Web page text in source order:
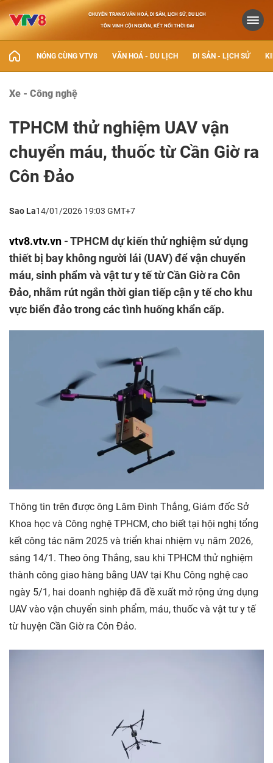
CHUYÊN TRANG VĂN HOÁ, DI SẢN, LỊCH SỬ, DU LỊCH
TÔN VINH CỘI NGUỒN, KẾT NỐI THỜI ĐẠI
NÓNG CÙNG VTV8 VĂN HOÁ - DU LỊCH DI SẢN - LỊCH SỬ
Xe - Công nghệ
TPHCM thử nghiệm UAV vận
chuyển máu, thuốc từ Cần Giờ ra
Côn Đảo
Sao La14/01/2026 19:03 GMT+7
vtv8.vtv.vn - TPHCM dự kiến thử nghiệm sử dụng
thiết bị bay không người lái (UAV) để vận chuyển
máu, sinh phẩm và vật tư y tế từ Cần Giờ ra Côn
Đảo, nhằm rút ngắn thời gian tiếp cận y tế cho khu
vực biển đảo trong các tình huống khẩn cấp.
Thông tin trên được ông Lâm Đình Thắng, Giám đốc Sở
Khoa học và Công nghệ TPHCM, cho biết tại hội nghị tổng
kết công tác năm 2025 và triển khai nhiệm vụ năm 2026,
sáng 14/1. Theo ông Thắng, sau khi TPHCM thử nghiệm
thành công giao hàng bằng UAV tại Khu Công nghệ cao
ngày 5/1, hai doanh nghiệp đã đề xuất mở rộng ứng dụng
UAV vào vận chuyển sinh phẩm, máu, thuốc và vật tư y tế
từ huyện Cần Giờ ra Côn Đảo.